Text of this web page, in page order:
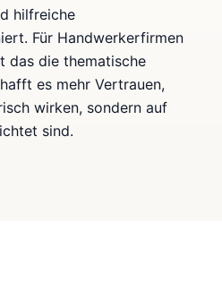
hilfreiche
Für Handwerkerfirmen
das die thematische
es mehr Vertrauen,
wirken, sondern auf
sind.